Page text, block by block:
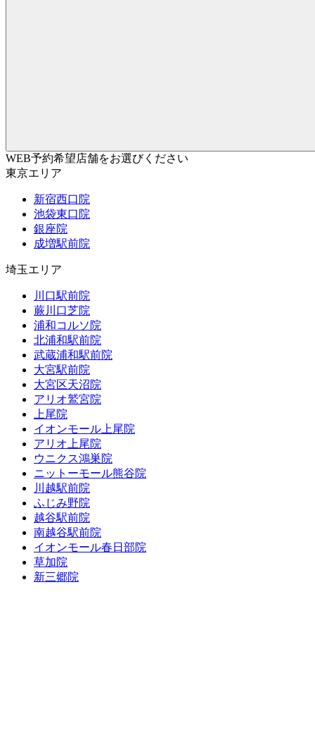
WEB予約希望店舗をお選びください
東京エリア
新宿西口院
池袋東口院
銀座院
成増駅前院
埼玉エリア
川口駅前院
蕨川口芝院
浦和コルソ院
北浦和駅前院
武蔵浦和駅前院
大宮駅前院
大宮区天沼院
アリオ鷲宮院
上尾院
イオンモール上尾院
アリオ上尾院
ウニクス鴻巣院
ニットーモール熊谷院
川越駅前院
ふじみ野院
越谷駅前院
南越谷駅前院
イオンモール春日部院
草加院
新三郷院